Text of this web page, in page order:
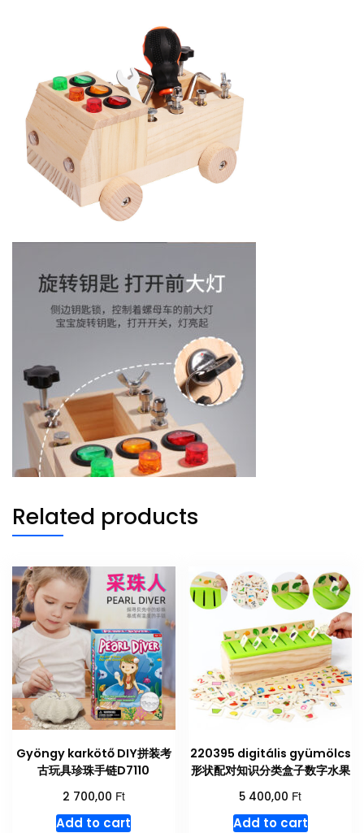
Related products
Gyöngy karkötő DIY拼装考
古玩具珍珠手链D7110
2 700,00 Ft
Add to cart
220395 digitális gyümölcs
形状配对知识分类盒子数字水果
5 400,00 Ft
Add to cart